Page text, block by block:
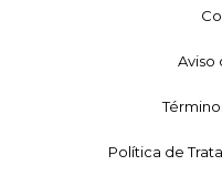
Aviso
Política de